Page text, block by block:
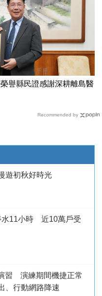
譽縣民證感謝深耕離島醫
Recommended by
遊初秋好時光
水11小時 近10萬戶受
習 演練期間機捷正常
、行動網路降速